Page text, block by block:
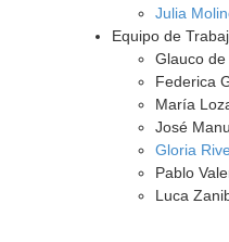
Julia
Equipo de
Glauco
Federica
María
José
Gloria
Pablo
Luca